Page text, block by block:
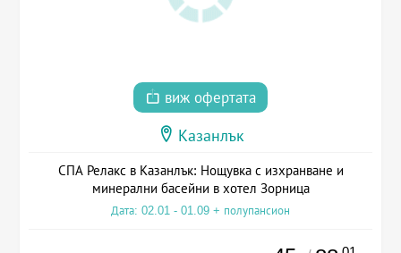
виж офертата
Казанлък
СПА Релакс в Казанлък: Нощувка с изхранване и
минерални басейни в хотел Зорница
Дата: 02.01 - 01.09 + полупансион